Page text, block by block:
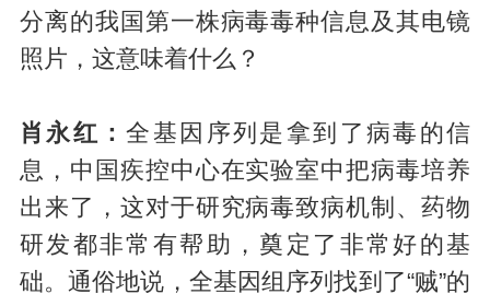
分离的我国第一株病毒毒种信息及其电镜
照片，这意味着什么？
肖永红：全基因序列是拿到了病毒的信
息，中国疾控中心在实验室中把病毒培养
出来了，这对于研究病毒致病机制、药物
研发都非常有帮助，奠定了非常好的基
础。通俗地说，全基因组序列找到了“贼”的